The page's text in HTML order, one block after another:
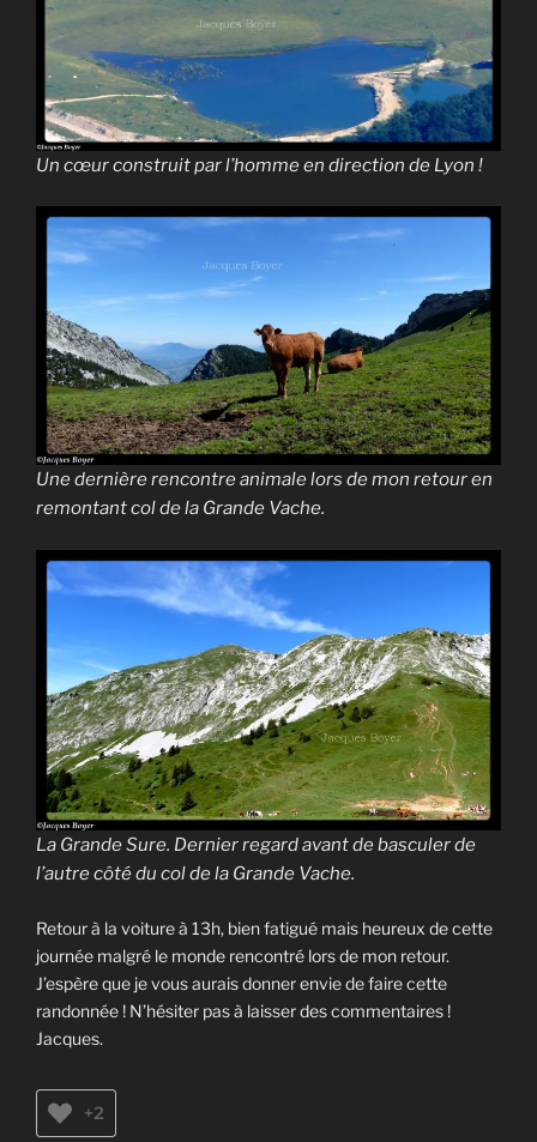
Un cœur construit par l’homme en direction de Lyon !
Une dernière rencontre animale lors de mon retour en
remontant col de la Grande Vache.
La Grande Sure. Dernier regard avant de basculer de
l’autre côté du col de la Grande Vache.
Retour à la voiture à 13h, bien fatigué mais heureux de cette
journée malgré le monde rencontré lors de mon retour.
J’espère que je vous aurais donner envie de faire cette
randonnée ! N’hésiter pas à laisser des commentaires !
Jacques.
+2